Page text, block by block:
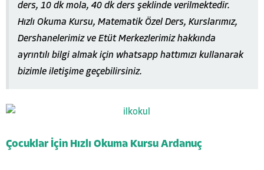
ders, 10 dk mola, 40 dk ders şeklinde verilmektedir.
Hızlı Okuma Kursu, Matematik Özel Ders, Kurslarımız,
Dershanelerimiz ve Etüt Merkezlerimiz hakkında
ayrıntılı bilgi almak için whatsapp hattımızı kullanarak
bizimle iletişime geçebilirsiniz.
Çocuklar İçin Hızlı Okuma Kursu Ardanuç